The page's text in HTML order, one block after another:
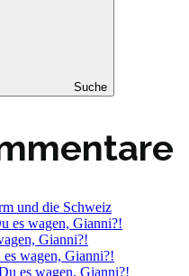
Suche
und die Schweiz
es wagen, Gianni?!
Gianni?!
wagen, Gianni?!
es wagen, Gianni?!